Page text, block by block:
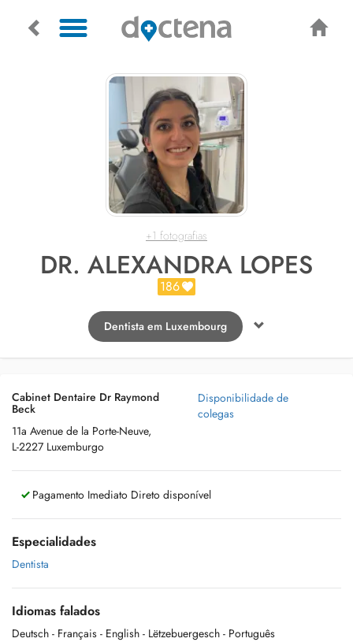
+1 fotografias
DR. ALEXANDRA LOPES
186
Dentista em Luxembourg
Cabinet Dentaire Dr Raymond
Beck
11a Avenue de la Porte-Neuve,
L-2227 Luxemburgo
Disponibilidade de
colegas
Pagamento Imediato Direto disponível
Especialidades
Dentista
Idiomas falados
Deutsch - Français - English - Lëtzebuergesch - Português